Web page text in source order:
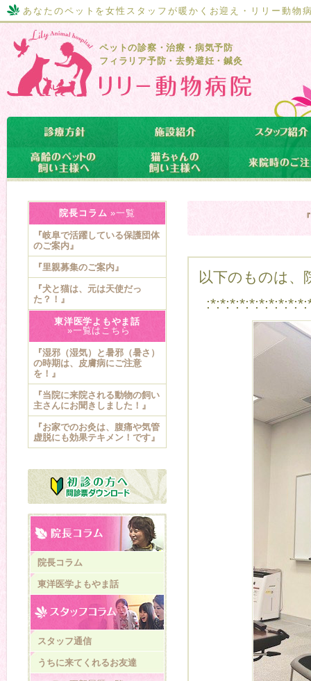
あなたのペットを女性スタッフが暖かくお迎え・リリー動物
ペットの診察・治療・病気予防
フィラリア予防・去勢避妊・鍼灸
以下のものは、
院長コラム »一覧
『岐阜で活躍している保護団体
のご案内』
『里親募集のご案内』
『犬と猫は、元は天使だっ
た？！』
東洋医学よもやま話
»一覧はこちら
『湿邪（湿気）と暑邪（暑さ）
の時期は、皮膚病にご注意
を！』
『当院に来院される動物の飼い
主さんにお聞きしました！』
『お家でのお灸は、腹痛や気管
虚脱にも効果テキメン！です』
院長コラム
東洋医学よもやま話
スタッフ通信
うちに来てくれるお友達